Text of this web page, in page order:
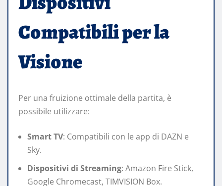
Compatibili per la
Visione
Per una fruizione ottimale della partita, è
possibile utilizzare:​
Smart TV: Compatibili con le app di DAZN e
Sky.​
Dispositivi di Streaming: Amazon Fire Stick,
Google Chromecast, TIMVISION Box.​